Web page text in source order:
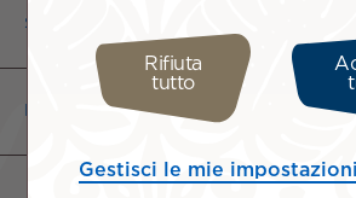
Severamente vietato nel bagaglio
Liquidi, paste, gel, aerosol e polveri
Rifiuta
tutto
Gestisci le mie